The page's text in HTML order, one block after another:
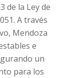
de la Ley de
A través
Mendoza
e
un
para los